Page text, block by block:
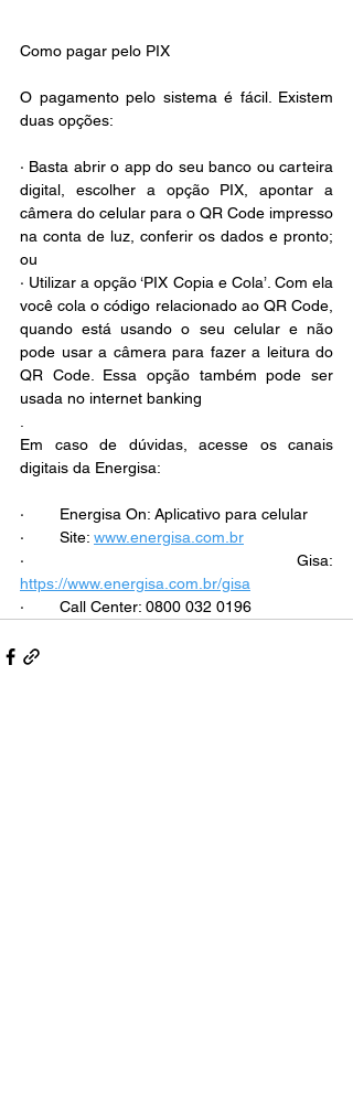
Como pagar pelo PIX
O pagamento pelo sistema é fácil. Existem
duas opções:
· Basta abrir o app do seu banco ou carteira
digital, escolher a opção PIX, apontar a
câmera do celular para o QR Code impresso
na conta de luz, conferir os dados e pronto;
ou
· Utilizar a opção ‘PIX Copia e Cola’. Com ela
você cola o código relacionado ao QR Code,
quando está usando o seu celular e não
pode usar a câmera para fazer a leitura do
QR Code. Essa opção também pode ser
usada no internet banking
Em caso de dúvidas, acesse os canais
digitais da Energisa:
·        Energisa On: Aplicativo para celular
·        Site: www.energisa.com.br
https://www.energisa.com.br/gisa
·        Call Center: 0800 032 0196